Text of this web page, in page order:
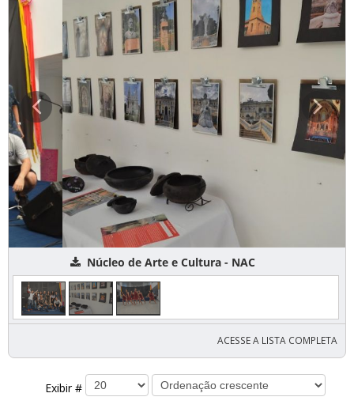
Núcleo de Arte e Cultura - NAC
ACESSE A LISTA COMPLETA
Exibir #